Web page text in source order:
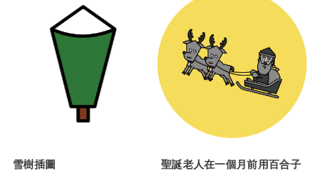
雪樹插圖
聖誕老人在一個月前用百合子